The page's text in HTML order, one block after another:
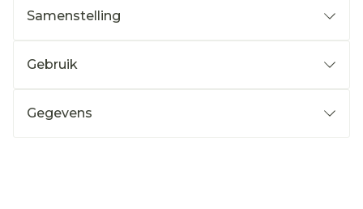
Samenstelling
Gebruik
Gegevens